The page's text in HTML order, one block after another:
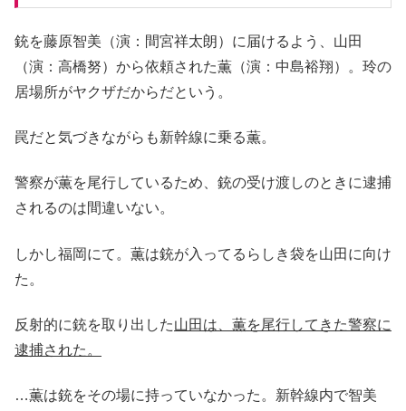
銃を藤原智美（演：間宮祥太朗）に届けるよう、山田
（演：高橋努）から依頼された薫（演：中島裕翔）。玲の
居場所がヤクザだからだという。
罠だと気づきながらも新幹線に乗る薫。
警察が薫を尾行しているため、銃の受け渡しのときに逮捕
されるのは間違いない。
しかし福岡にて。薫は銃が入ってるらしき袋を山田に向け
た。
反射的に銃を取り出した山田は、薫を尾行してきた警察に
逮捕された。
…薫は銃をその場に持っていなかった。新幹線内で智美